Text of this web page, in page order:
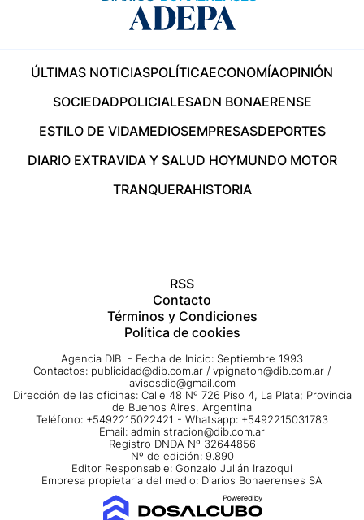
ÚLTIMAS NOTICIASPOLÍTICAECONOMÍAOPINIÓN
SOCIEDADPOLICIALESADN BONAERENSE
ESTILO DE VIDAMEDIOSEMPRESASDEPORTES
DIARIO EXTRAVIDA Y SALUD HOYMUNDO MOTOR
TRANQUERAHISTORIA
RSS
Contacto
Términos y Condiciones
Política de cookies
Agencia DIB - Fecha de Inicio: Septiembre 1993
Contactos: publicidad@dib.com.ar / vpignaton@dib.com.ar /
avisosdib@gmail.com
Dirección de las oficinas: Calle 48 Nº 726 Piso 4, La Plata; Provincia
de Buenos Aires, Argentina
Teléfono: +5492215022421 - Whatsapp: +5492215031783
Email: administracion@dib.com.ar
Registro DNDA Nº 32644856
Nº de edición: 9.890
Editor Responsable: Gonzalo Julián Irazoqui
Empresa propietaria del medio: Diarios Bonaerenses SA